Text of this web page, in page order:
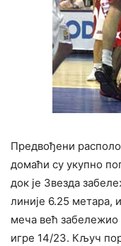
Предвођени
домаћи су укупно
док је Звезда
линије 6.25 метара,
меча већ забележио
игре 14/23. Кључ